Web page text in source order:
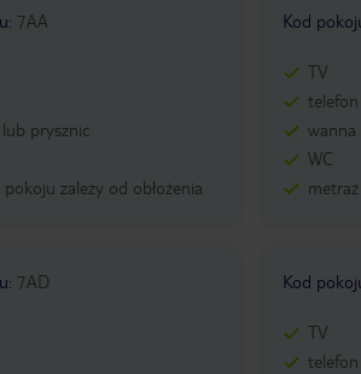
: 7AA
prysznic
zależy od obłożenia
Kod
TV
telefon
wanna
WC
: 7AD Kod
TV
telefon